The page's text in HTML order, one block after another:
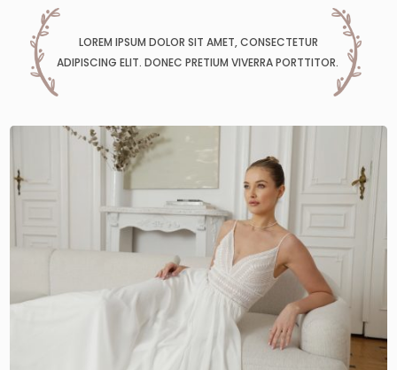
LOREM IPSUM DOLOR SIT AMET, CONSECTETUR
ADIPISCING ELIT. DONEC PRETIUM VIVERRA PORTTITOR.